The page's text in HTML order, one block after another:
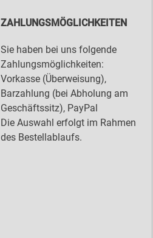
ZAHLUNGSMÖGLICHKEITEN
Sie haben bei uns folgende
Zahlungsmöglichkeiten:
Vorkasse (Überweisung),
Barzahlung (bei Abholung am
Geschäftssitz), PayPal
Die Auswahl erfolgt im Rahmen
des Bestellablaufs.